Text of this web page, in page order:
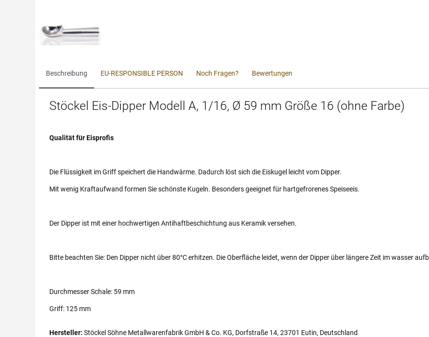
Beschreibung EU-RESPONSIBLE PERSON Noch Fragen? Bewertungen
Stöckel Eis-Dipper Modell A, 1/16, Ø 59 mm Größe 16 (ohne Farbe)
Qualität für Eisprofis
Die Flüssigkeit im Griff speichert die Handwärme. Dadurch löst sich die Eiskugel leicht vom Dipper.
Mit wenig Kraftaufwand formen Sie schönste Kugeln. Besonders geeignet für hartgefrorenes Speiseeis.
Der Dipper ist mit einer hochwertigen Antihaftbeschichtung aus Keramik versehen.
Bitte beachten Sie: Den Dipper nicht über 80°C erhitzen. Die Oberfläche leidet, wenn der Dipper über längere Zeit im wasser
Durchmesser Schale: 59 mm
Griff: 125 mm
Hersteller: Stöckel Söhne Metallwarenfabrik GmbH & Co. KG, Dorfstraße 14, 23701 Eutin, Deutschland